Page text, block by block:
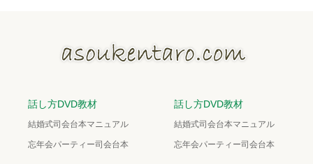
話し方DVD教材
結婚式司会台本マニュアル
忘年会パーティー司会台本
話し方DVD教材
結婚式司会台本マニュアル
忘年会パーティー司会台本